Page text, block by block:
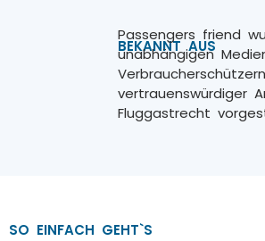
BEKANNT AUS
Passengers friend
unabhängigen
vertrauenswürdiger
Fluggastrecht
SO EINFACH GEHT`S